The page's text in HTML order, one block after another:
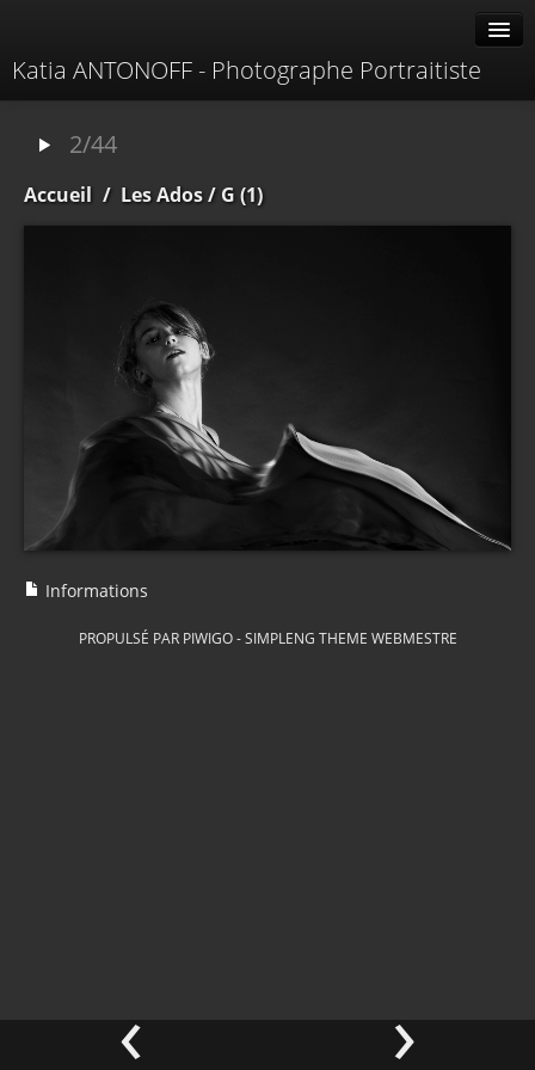
Katia ANTONOFF - Photographe Portraitiste
2/44
Accueil / Les Ados/ G (1)
‹ ›
Informations
PROPULSÉ PAR PIWIGO-SIMPLENG THEME WEBMESTRE